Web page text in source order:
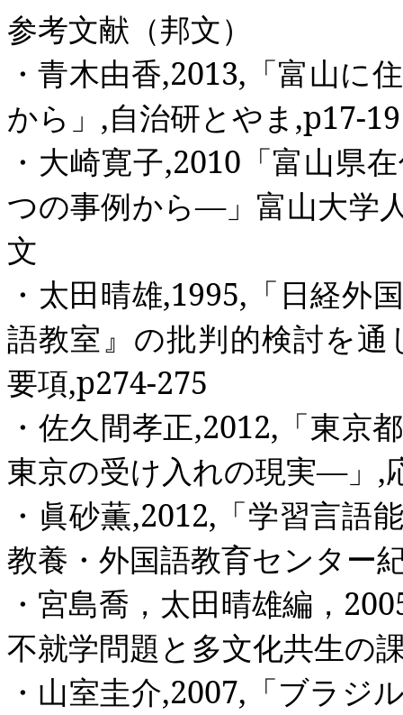
参考文献（邦文）
・青木由香,2013, 「富山に
から」 ,自治研とやま ,p17-19
・大崎寛子,2010 「富山県
つの事例から―」富山大学
文
・太田晴雄,1995, 「日経外
語教室』の批判的検討を通
要項,p274-275
・佐久間孝正,2012, 「東京
東京の受け入れの現実―」 ,
・眞砂薫,2012, 「学習言語
教養・外国語教育センター
・宮島喬，太田晴雄編，
不就学問題と多文化共生の
・山室圭介,2007, 「ブラ